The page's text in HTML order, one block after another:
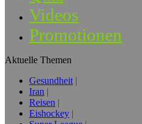
Videos
Promotionen
Aktuelle Themen
Gesundheit
Iran
Reisen
Eishockey